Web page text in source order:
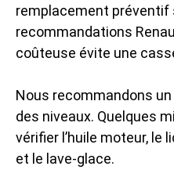
remplacement préventif
recommandations
coûteuse évite une
Nous recommandons
des niveaux. Quelques
vérifier l’huile moteur, le
et le lave-glace.